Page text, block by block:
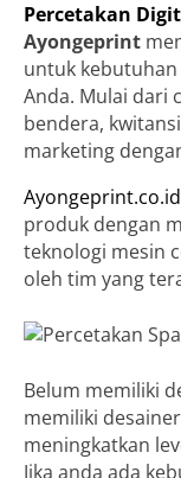
Percetakan
Ayongeprint
untuk
Anda. Mulai dari
bendera,
marketing
Ayongeprint.co.id
produk dengan
teknologi mesin
oleh tim yang
Belum memiliki
memiliki
meningkatkan
Jika anda ada